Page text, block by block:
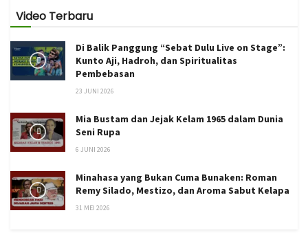
Video Terbaru
Di Balik Panggung “Sebat Dulu Live on Stage”:
Kunto Aji, Hadroh, dan Spiritualitas
Pembebasan
23 JUNI 2026
Mia Bustam dan Jejak Kelam 1965 dalam Dunia
Seni Rupa
6 JUNI 2026
Minahasa yang Bukan Cuma Bunaken: Roman
Remy Silado, Mestizo, dan Aroma Sabut Kelapa
31 MEI 2026